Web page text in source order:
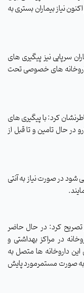
نیاز بیماران بستری به
سرپایی نیز پیگیری های
های خصوصی تحت
کرد: با پیگیری های
در حال تامین و تا قبل از
شود در صورت نیاز به آنتی
تصریح کرد: در حال حاضر
روزانه و شبانه روزی و 39 داروخانه در مراکز بهداشتی و
داروخانه ها متصل به
به صورت مستمرمورد پایش